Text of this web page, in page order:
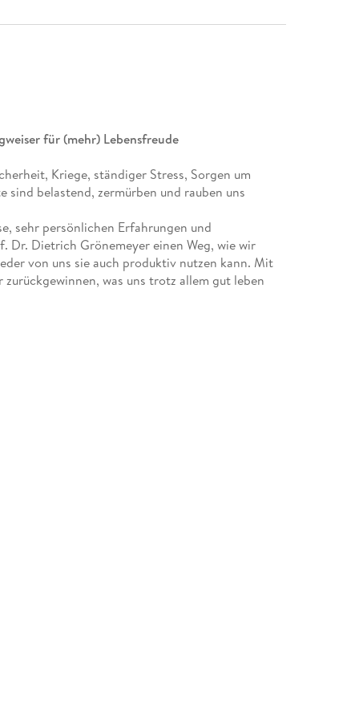
für (mehr) Lebensfreude
Kriege, ständiger Stress, Sorgen um
sind belastend, zermürben und rauben uns
sehr persönlichen Erfahrungen und
Dr. Dietrich Grönemeyer einen Weg, wie wir
von uns sie auch produktiv nutzen kann. Mit
was uns trotz allem gut leben